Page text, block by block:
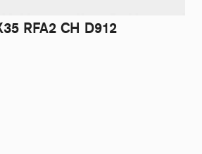
RFA2 CH D912